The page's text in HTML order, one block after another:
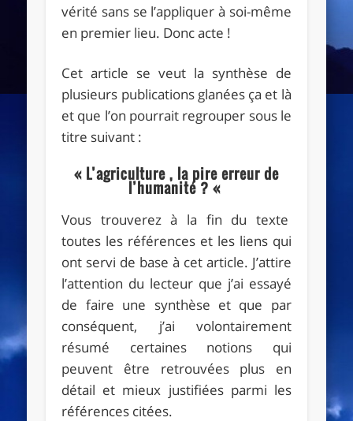
vérité sans se l’appliquer à soi-même
en premier lieu. Donc acte !
Cet article se veut la synthèse de
plusieurs publications glanées ça et là
et que l’on pourrait regrouper sous le
titre suivant :
« L’agriculture , la pire erreur de
l’humanité ? «
Vous trouverez à la fin du texte
toutes les références et les liens qui
ont servi de base à cet article. J’attire
l’attention du lecteur que j’ai essayé
de faire une synthèse et que par
conséquent, j’ai volontairement
résumé certaines notions qui
peuvent être retrouvées plus en
détail et mieux justifiées parmi les
références citées.